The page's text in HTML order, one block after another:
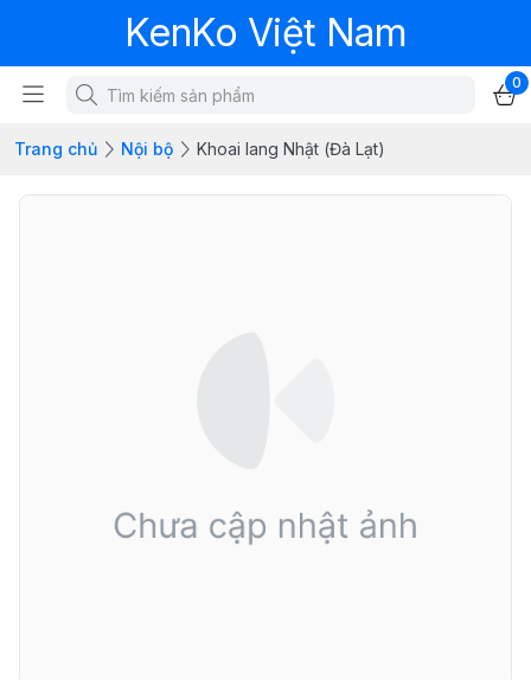
KenKo Việt Nam
0
Trang chủ Nội bộ Khoai lang Nhật (Đà Lạt)